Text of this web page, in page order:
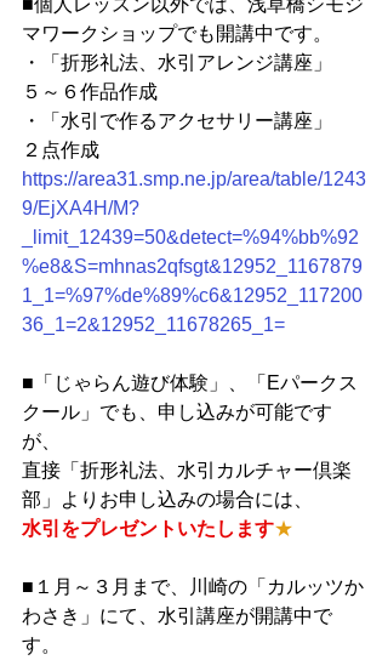
■個人レッスン以外では、浅草橋シモジ
マワークショップでも開講中です。
・「折形礼法、水引アレンジ講座」
５～６作品作成
・「水引で作るアクセサリー講座」
２点作成
https://area31.smp.ne.jp/area/table/1243
9/EjXA4H/M?
_limit_12439=50&detect=%94%bb%92
%e8&S=mhnas2qfsgt&12952_1167879
1_1=%97%de%89%c6&12952_117200
36_1=2&12952_11678265_1=
■「じゃらん遊び体験」、「Eパークス
クール」でも、申し込みが可能です
が、
直接「折形礼法、水引カルチャー倶楽
部」よりお申し込みの場合には、
水引をプレゼントいたします★
■１月～３月まで、川崎の「カルッツか
わさき」にて、水引講座が開講中で
す。